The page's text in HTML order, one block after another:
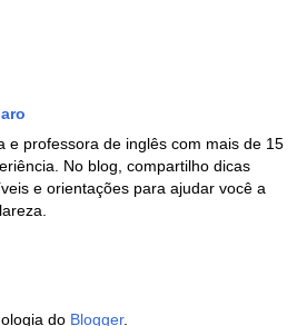
e professora de inglês com mais de 15
No blog, compartilho dicas
e orientações para ajudar você a
do Blogger.